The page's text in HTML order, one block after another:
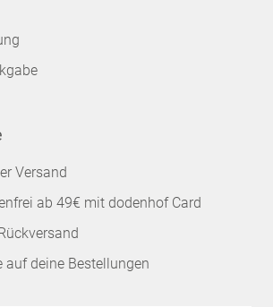
Versand
ab 49€ mit dodenhof Card
auf deine Bestellungen